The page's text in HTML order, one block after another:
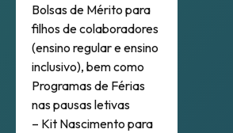
Bolsas de Mérito para
filhos de colaboradores
(ensino regular e ensino
inclusivo), bem como
Programas de Férias
nas pausas letivas
– Kit Nascimento para